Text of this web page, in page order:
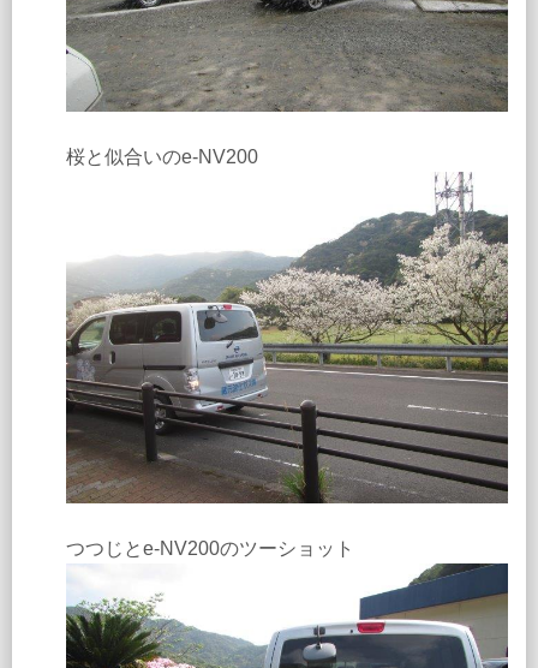
桜と似合いのe-NV200
つつじとe-NV200のツーショット